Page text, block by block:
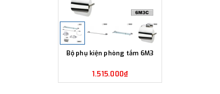
Bộ phụ kiện phòng tắm 6M3
1.515.000₫